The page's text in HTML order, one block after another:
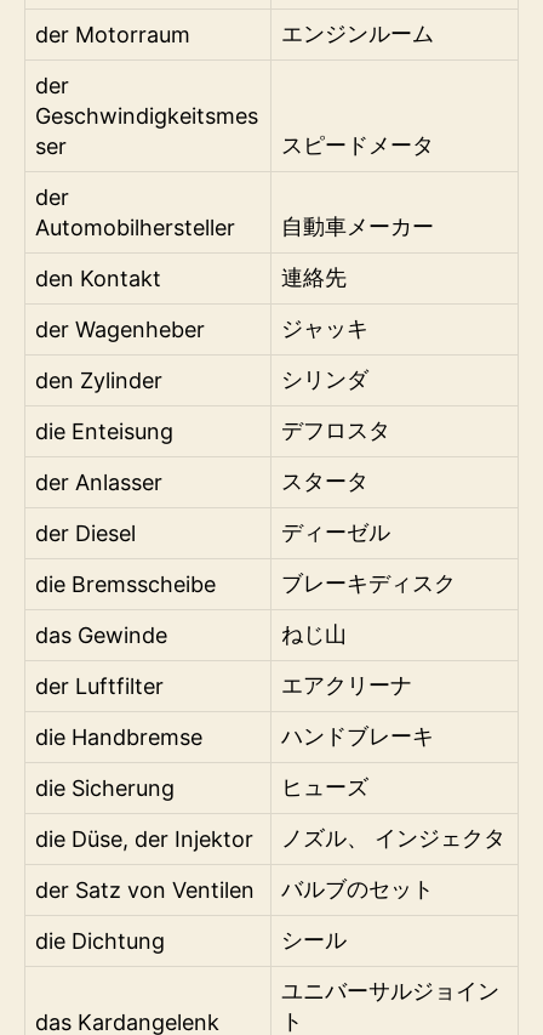
der Motorraum エンジンルーム
der
Geschwindigkeitsmes
ser
スピードメータ
der
Automobilhersteller
自動車メーカー
den Kontakt 連絡先
der Wagenheber ジャッキ
den Zylinder シリンダ
die Enteisung デフロスタ
der Anlasser スタータ
der Diesel ディーゼル
die Bremsscheibe ブレーキディスク
das Gewinde ねじ山
der Luftfilter エアクリーナ
die Handbremse ハンドブレーキ
die Sicherung ヒューズ
die Düse, der Injektor ノズル、 インジェクタ
der Satz von Ventilen バルブのセット
die Dichtung シール
das Kardangelenk
ユニバーサルジョイン
ト